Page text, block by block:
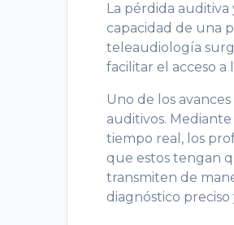
La pérdida
capacidad de una
teleaudiología
facilitar el acceso a
Uno de los
auditivos.
tiempo real, los
que estos tengan
transmiten de
diagnóstico